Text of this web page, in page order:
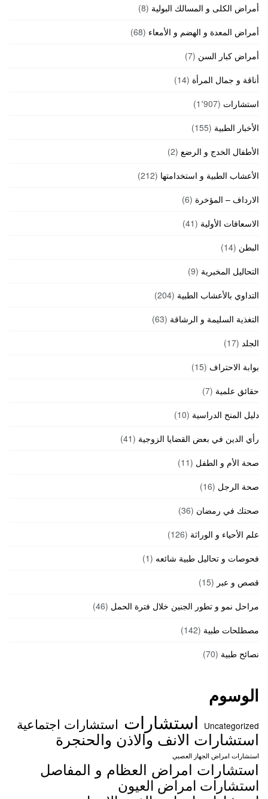
أمراض الكلى و المسالك البولية (8)
أمراض المعدة و الهضم و الأمعاء (68)
أمراض كبار السن (7)
أناقة و جمال المرأة (14)
استشارات (1٬907)
الأخبار الطبية (155)
الأطفال الخدج و الرضع (2)
الأعشاب الطبية و استخدامتها (212)
الارداف – المؤخرة (6)
الاسعافات الأولية (41)
البطن (14)
التحاليل المخبرية (9)
التداوي بالأعشاب الطبية (204)
التغذية السليمة و الرشاقة (63)
الجلد (17)
بوابة الاحتراف (15)
حقائق علمية (7)
دليل المنح الدراسية (10)
رأي الدين في بعض القضايا الزوجية (41)
صحة الأم و الطفل (11)
صحة الرجل (16)
صحتك في رمضان (36)
علم الأحياء و الوراثة (126)
فحوصات و تحاليل طبية شائعه (1)
قصص و عبر (15)
مراحل نمو و تطور الجنين خلال فترة الحمل (46)
مصطلحات طبية (142)
نصائح طبية (70)
الوسوم
Uncategorized استشارات استشارات اجتماعية
استشارات الانف والاذن والحنجرة
استشارات امراض الجهاز العصبي
استشارات امراض العظام و المفاصل
استشارات امراض العيون